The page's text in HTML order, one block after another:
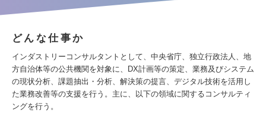
どんな仕事か
インダストリーコンサルタントとして、中央省庁、独立行政法人、地
方自治体等の公共機関を対象に、DX計画等の策定、業務及びシステム
の現状分析、課題抽出・分析、解決策の提言、デジタル技術を活用し
た業務改善等の支援を行う。主に、以下の領域に関するコンサルティ
ングを行う。